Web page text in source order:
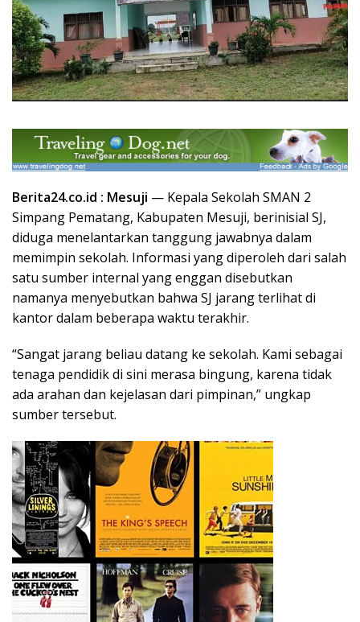
Berita24.co.id : Mesuji — Kepala Sekolah SMAN 2
Simpang Pematang, Kabupaten Mesuji, berinisial SJ,
diduga menelantarkan tanggung jawabnya dalam
memimpin sekolah. Informasi yang diperoleh dari salah
satu sumber internal yang enggan disebutkan
namanya menyebutkan bahwa SJ jarang terlihat di
kantor dalam beberapa waktu terakhir.
“Sangat jarang beliau datang ke sekolah. Kami sebagai
tenaga pendidik di sini merasa bingung, karena tidak
ada arahan dan kejelasan dari pimpinan,” ungkap
sumber tersebut.